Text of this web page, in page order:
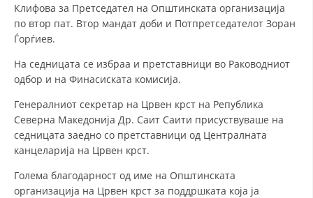
РАКОВОДЕН ОДБОР
СОБРАНИЕ
ДИСЕМИНАЦИЈА
MЕЃУНАРОДНО ХУМАНИТАРНО ПРАВО
Клифова за Претседател на Општинската организација
по втор пат. Втор мандат доби и Потпретседателот Зоран
Ѓорѓиев.
На седницата се избраа и претставници во Раководниот
одбор и на Финасиската комисија.
Генералниот секретар на Црвен крст на Република
Северна Македонија Др. Саит Саити присуствуваше на
седницата заедно со претставници од Централната
канцеларија на Црвен крст.
Голема благодарност од име на Општинската
организација на Црвен крст за поддршката која ја